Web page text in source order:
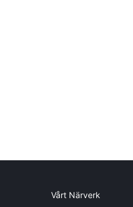
Vårt Närverk